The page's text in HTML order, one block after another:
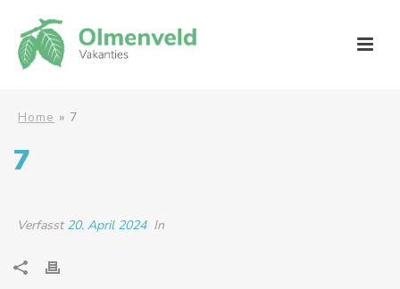
Home » 7
7
Verfasst 20. April 2024 In